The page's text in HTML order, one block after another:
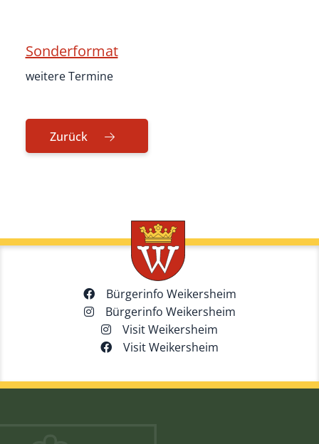
Sonderformat
weitere Termine
Zurück
Bürgerinfo Weikersheim
Bürgerinfo Weikersheim
Visit Weikersheim
Visit Weikersheim